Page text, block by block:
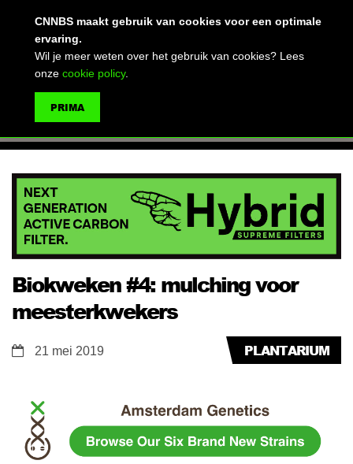
Biokweken #4: mulching voor
meesterkwekers
PLANTARIUM
21 mei 2019
CNNBS maakt gebruik van cookies voor een optimale
ervaring.
Wil je meer weten over het gebruik van cookies? Lees
onze cookie policy.
PRIMA